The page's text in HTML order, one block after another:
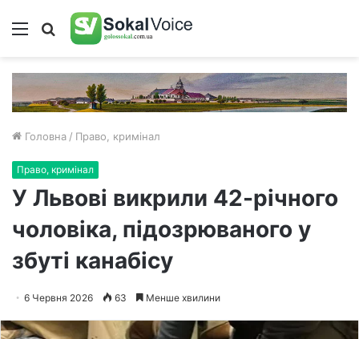
Меню Пошук
Головна / Право, кримінал
Право, кримінал
У Львові викрили 42-річного
чоловіка, підозрюваного у
збуті канабісу
6 Червня 2026 63 Менше хвилини